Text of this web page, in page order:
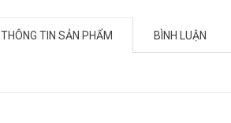
THÔNG TIN SẢN PHẨM BÌNH LUẬN